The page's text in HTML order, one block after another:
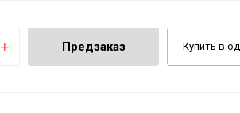
+ Предзаказ Купить в